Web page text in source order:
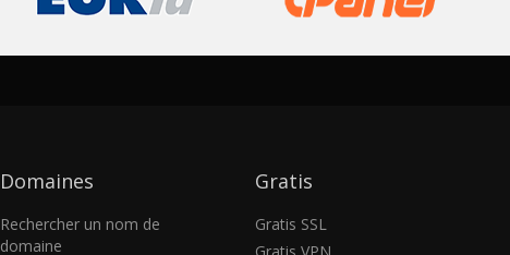
Domaines
Rechercher un nom de
domaine
Gratis
Gratis SSL